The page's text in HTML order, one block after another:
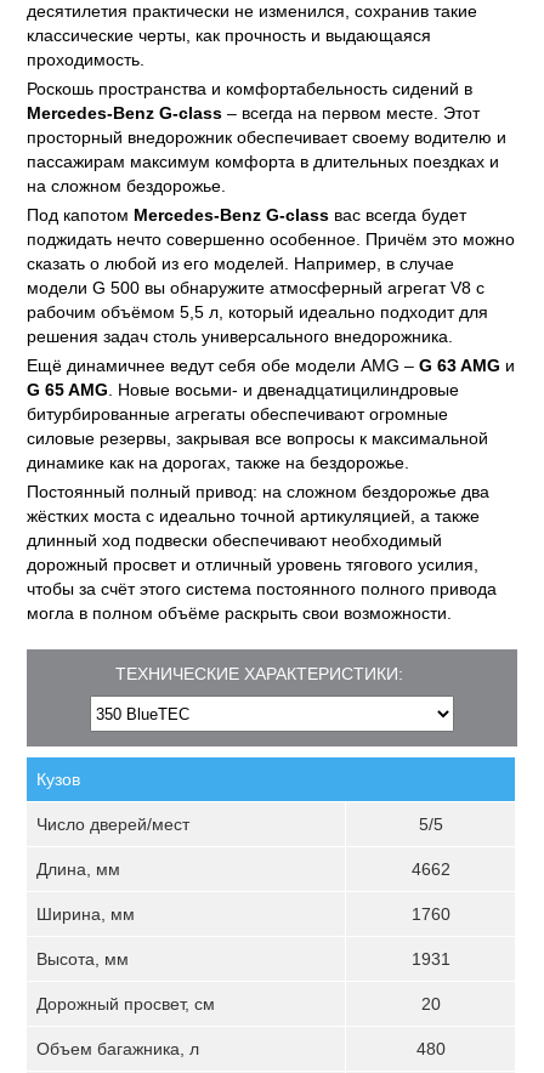
десятилетия практически не изменился, сохранив такие
классические черты, как прочность и выдающаяся
проходимость.
Роскошь пространства и комфортабельность сидений в
Mercedes-Benz G-class – всегда на первом месте. Этот
просторный внедорожник обеспечивает своему водителю и
пассажирам максимум комфорта в длительных поездках и
на сложном бездорожье.
Под капотом Mercedes-Benz G-class вас всегда будет
поджидать нечто совершенно особенное. Причём это можно
сказать о любой из его моделей. Например, в случае
модели G 500 вы обнаружите атмосферный агрегат V8 с
рабочим объёмом 5,5 л, который идеально подходит для
решения задач столь универсального внедорожника.
Ещё динамичнее ведут себя обе модели AMG –G 63 AMG и
G 65 AMG . Новые восьми- и двенадцатицилиндровые
битурбированные агрегаты обеспечивают огромные
силовые резервы, закрывая все вопросы к максимальной
динамике как на дорогах, также на бездорожье.
Постоянный полный привод: на сложном бездорожье два
жёстких моста с идеально точной артикуляцией, а также
длинный ход подвески обеспечивают необходимый
дорожный просвет и отличный уровень тягового усилия,
чтобы за счёт этого система постоянного полного привода
могла в полном объёме раскрыть свои возможности.
ТЕХНИЧЕСКИЕ ХАРАКТЕРИСТИКИ:
Кузов
Число дверей/мест 5/5
Длина, мм 4662
Ширина, мм 1760
Высота, мм 1931
Дорожный просвет, см 20
Объем багажника, л 480